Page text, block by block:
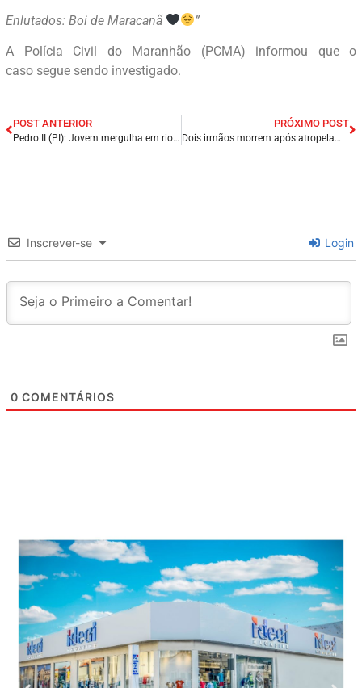
Enlutados: Boi de Maracanã ”
A Polícia Civil do Maranhão (PCMA) informou que o
caso segue sendo investigado.
POST ANTERIOR
Pedro II (PI): Jovem mergulha em rio, desaparece e é encontrado morto minutos depois.
PRÓXIMO POST
Dois irmãos morrem após atropelamento em Sousa, no Sertão da Paraíba.
Inscrever-se Login
0 COMENTÁRIOS